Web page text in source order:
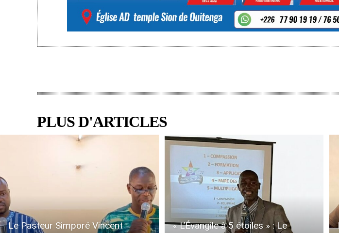
PLUS D'ARTICLES
Le Pasteur Simporé Vincent
« L’Évangile à 5 étoiles » : Le